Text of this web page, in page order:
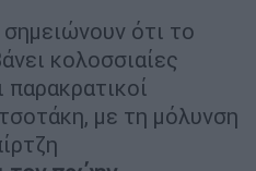
ότι το
κολοσσιαίες
παρακρατικοί
με τη μόλυνση